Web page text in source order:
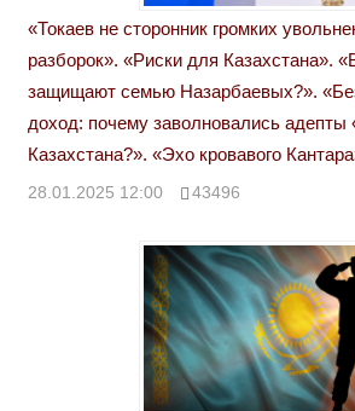
«Токаев не сторонник громких
разборок». «Риски для Казахстана».
защищают семью Назарбаевых?».
доход: почему заволновались адепты
Казахстана?». «Эхо кровавого
28.01.2025 12:00 43496